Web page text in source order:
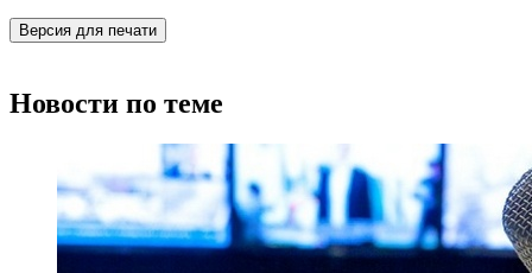
Версия для печати
Новости по теме